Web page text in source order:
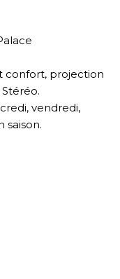
confort, projection
vendredi,
saison.